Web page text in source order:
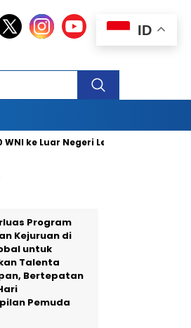
Luar Negeri Lewat Bandara Soetta
Program
Kejuruan di
untuk
Talenta
Bertepatan
Pemuda
ID